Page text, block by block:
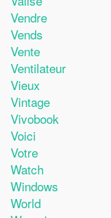
Vendre
Vends
Vente
Ventilateur
Vieux
Vintage
Vivobook
Voici
Votre
Watch
Windows
World